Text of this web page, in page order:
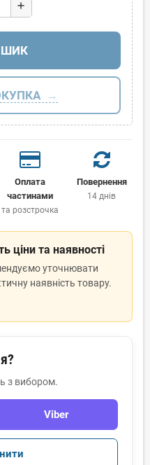
add
Оплата
частинами
та розстрочка
Повернення
14 днів
ціни та наявності
уточнювати
наявність товару.
з вибором.
Viber